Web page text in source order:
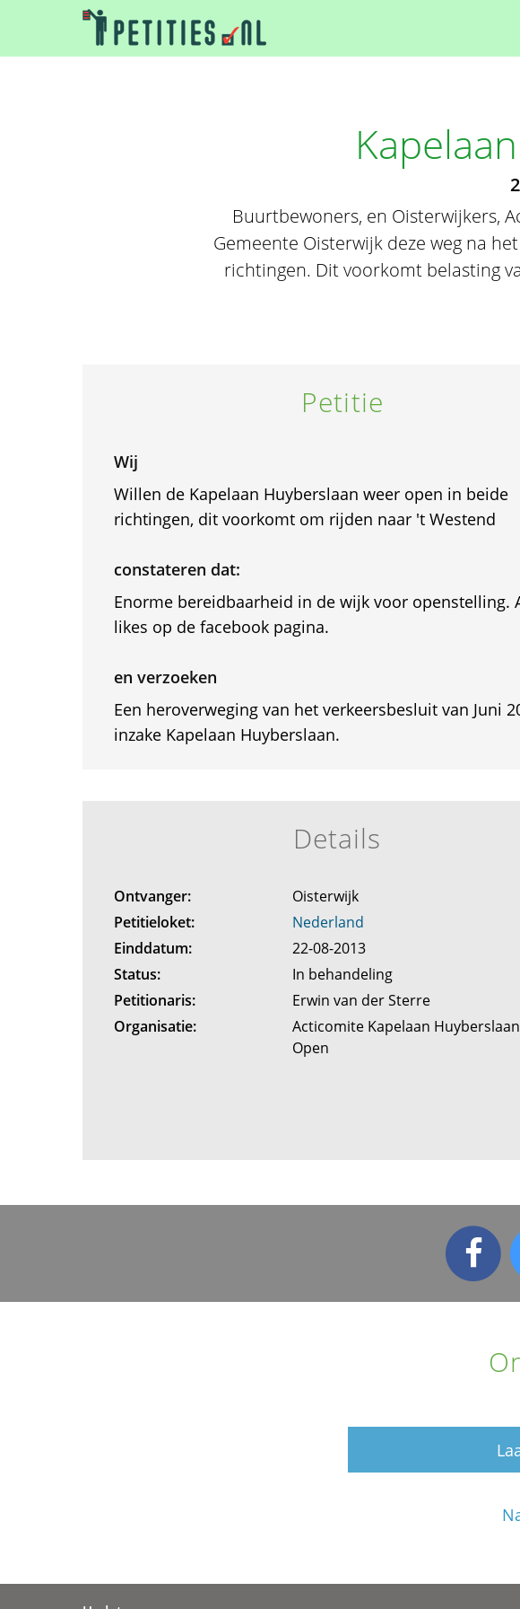
Buurtbewoners, en Oisterwijkers,
Gemeente Oisterwijk deze weg na
richtingen. Dit voorkomt belasting
Petitie
Wij
Willen de Kapelaan Huyberslaan weer open in beide
richtingen, dit voorkomt om rijden naar 't Westend
constateren dat:
Enorme bereidbaarheid in de wijk voor openstelling.
likes op de facebook pagina.
en verzoeken
Een heroverweging van het verkeersbesluit van Juni
inzake Kapelaan Huyberslaan.
Details
Ontvanger:
Oisterwijk
Petitieloket:
Nederland
Einddatum:
22-08-2013
Status:
In behandeling
Petitionaris:
Erwin van der Sterre
Organisatie:
Acticomite Kapelaan Huyberslaan
Open